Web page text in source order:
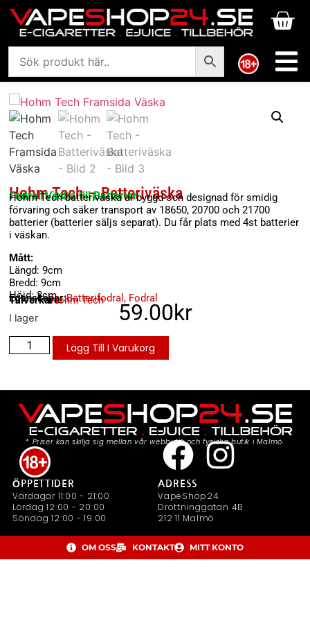
Hohm Tech – Batteriväska
Fodral/Väska till Batterier
Hohm Tech batteriväska är byggd och designad för smidig
förvaring och säker transport av 18650, 20700 och 21700
batterier (batterier säljs separat). Du får plats med 4st batterier
i väskan.
Mått:
Längd: 9cm
Bredd: 9cm
Höjd: 3cm
Egenskaper:Batterifodral, Fodral
Tillverkare:Hohm Tech 59.00kr
I lager
Lägg Till I Varukorg
* Priser kan skilja sig mellan vår webbutik och fysiska butik i Malmö.
ÖPPETTIDER
Vardagar 11:00 - 21:00
Lördag 12:00 - 20:00
Söndag 12:00 - 19:00
ADRESS
VapeShop24
Drottninggatan 4B
212 11 Malmö
OM OSS KONTAKT MITT KONTO